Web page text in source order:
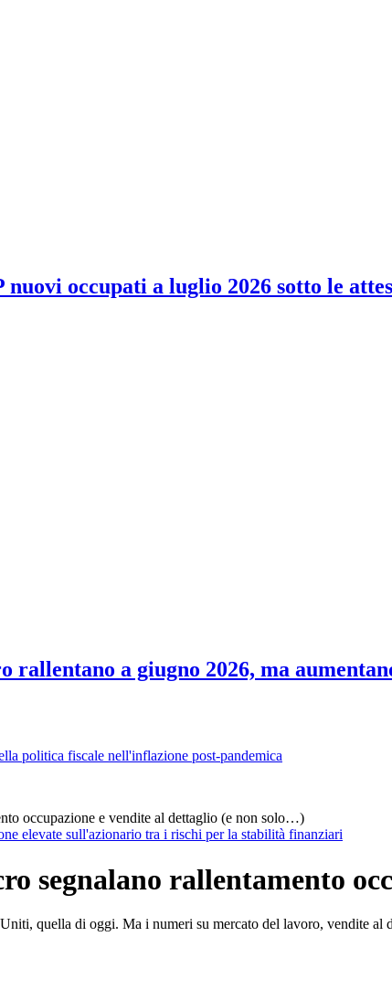
occupati a luglio 2026 sotto le
a giugno 2026, ma
politica fiscale nell'inflazione post-pandemica
occupazione e vendite al dettaglio (e non solo…)
elevate sull'azionario tra i rischi per la stabilità finanziari
segnalano rallentamento
quella di oggi. Ma i numeri su mercato del lavoro, vendite al